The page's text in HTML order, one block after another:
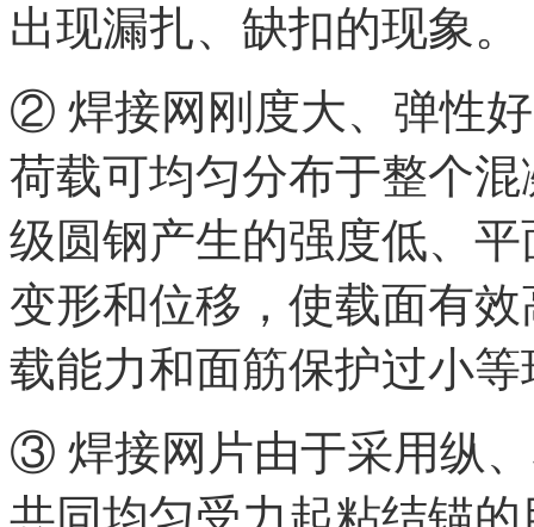
出现漏扎、缺扣的现象。
② 焊接网刚度大、弹性
荷载可均匀分布于整个
级圆钢产生的强度低、
变形和位移，使载面有
载能力和面筋保护过小等
③ 焊接网片由于采用纵
共同均匀受力起粘结锚